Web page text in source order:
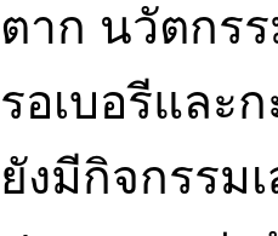
ตาก นวัตกร
รอเบอรีและ
ยังมีกิจกรรม